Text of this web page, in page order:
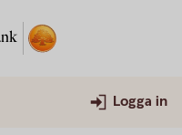
Logga in